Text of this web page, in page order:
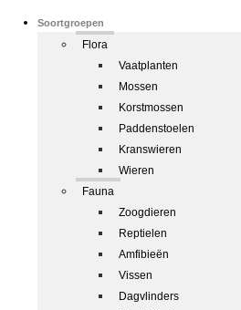
Soortgroepen
Flora
Vaatplanten
Mossen
Korstmossen
Paddenstoelen
Kranswieren
Wieren
Fauna
Zoogdieren
Reptielen
Amfibieën
Vissen
Dagvlinders